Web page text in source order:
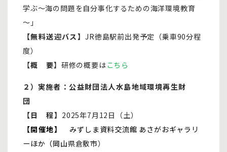
学ぶ～海の問題を自分事化するための海洋環境教育
～」
【無料送迎バス】JR徳島駅前出発予定（乗車90分程
度）
【概 要】研修の概要はこちら
２） 実施者：公益財団法人水島地域環境再生財
団
【日 程】 2025年7月12日（土）
【開催地】 みずしま資料交流館 あさがおギャラリ
ーほか（岡山県倉敷市）